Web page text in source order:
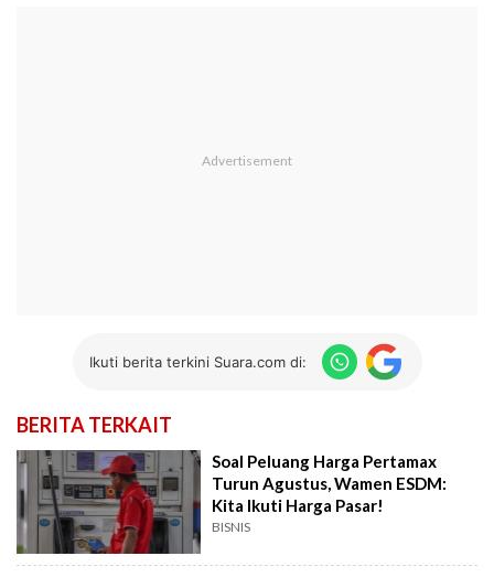
Ikuti berita terkini Suara.com di:
BERITA TERKAIT
Soal Peluang Harga Pertamax
Turun Agustus, Wamen ESDM:
Kita Ikuti Harga Pasar!
BISNIS